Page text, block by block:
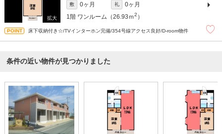
敷 0ヶ月 礼
0ヶ月
1階 ワンルーム（26.93ｍ2 ）
床下収納付き☆/TVインターホン完備/354号線アクセス良好/D-room物件
条件の近い物件が見つかりました